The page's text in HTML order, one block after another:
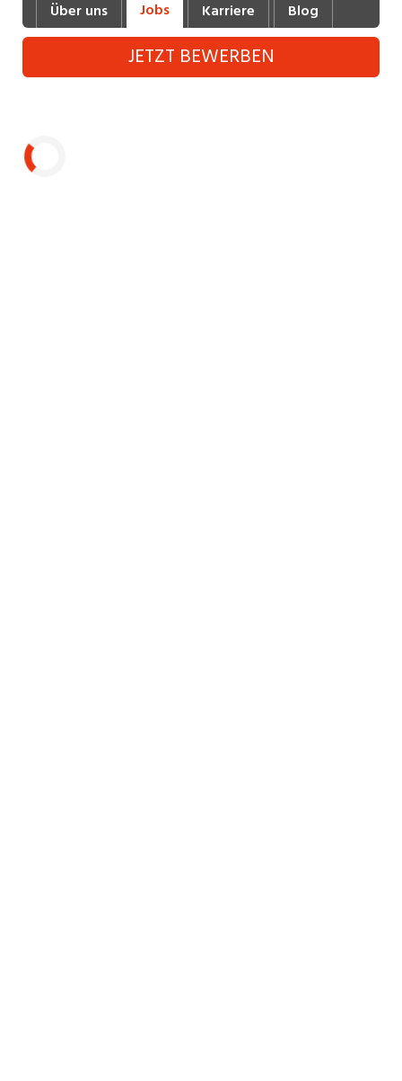
Industrie, Maschinenbau, Anlagenbau,
Produktion
Informatik, Telekommunikation
Über uns Jobs Karriere Blog
JETZT BEWERBEN